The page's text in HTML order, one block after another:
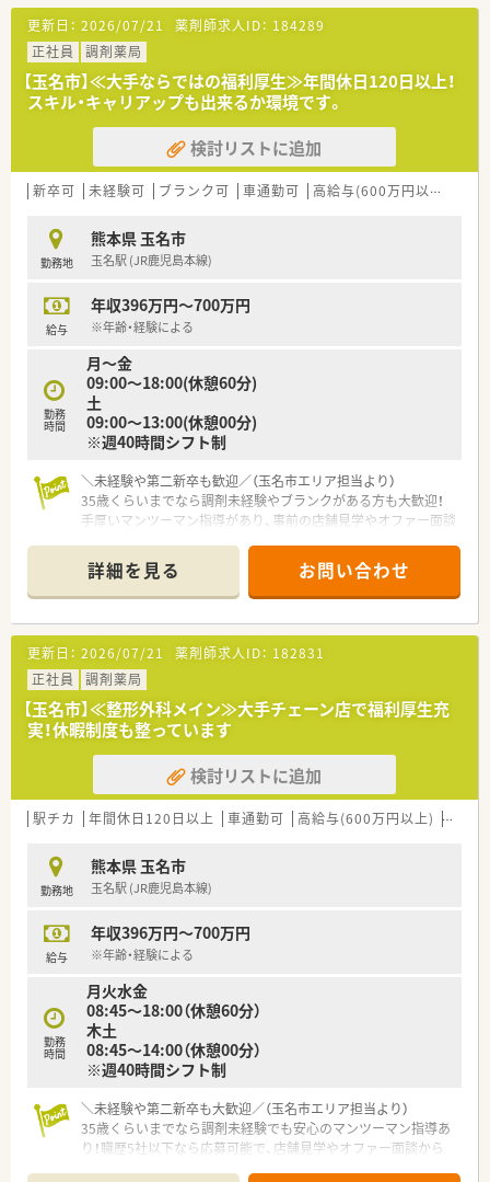
【法人特徴について】
■創業40年を超え、福岡を中心にドラッグストアと調剤薬局を
100店舗近く展開する地域密着型の地場チェーンです。
■地域医療のサポートをビジョンに掲げ、健康セミナーやスポー
ツイベントを通じて住民の健康増進に寄与しています。
■「健康経営優良法人ホワイト500」に5年連続で認定されてお
り、社員の心身の健康を戦略的に実践している企業です。
【こんな取り組みをしています】
■最新のAIロボット導入による非対面での処方薬受け取り装置
■「NO残業DAY」の設置や有給取得の奨励など、ホワイト500認
定企業として社員の働きやすさを追求し続けています。
■地場チェーン3社合同の学術大会や社内コンベンションを毎年
更新日： 2026/07/21 薬剤師求人ID： 184289
正社員
調剤薬局
【玉名市】≪大手ならではの福利厚生≫年間休日120日以上！
スキル・キャリアップも出来るか環境です。
検討リストに追加
新卒可 未経験可 ブランク可 車通勤可 高給与(600万円以上)
勤務地
熊本県 玉名市
玉名駅 (JR鹿児島本線)
給与
年収396万円～700万円
※年齢・経験による
勤務
時間
月～金
09:00～18:00(休憩60分)
土
09:00～13:00(休憩00分)
※週40時間シフト制
＼未経験や第二新卒も歓迎／（玉名市エリア担当より）
35歳くらいまでなら調剤未経験やブランクがある方も大歓迎！
手厚いマンツーマン指導があり、事前の店舗見学やオファー面談
＊------------------------------------------＊
【店舗情報と応需状況について】
■熊本県玉名市に位置しており最寄り駅の玉名駅から車で10分
ほどの距離にある調剤薬局です。
■近隣の医療機関から主に内科や消化器科の処方箋を1日平均
42枚ほど応需しております。
■開局時間は平日の18時までで土曜日は13時までのため、無理
のないスケジュールで働けます。
【募集背景と求める人物像について】
■今後の安定した店舗運営と体制強化を見据えて、正社員として
長く活躍できる方を定期採用します。
■年齢は45歳以下の方を対象としており、第二新卒の方や新婚
の方からのご応募も歓迎しています。
に寄り添った対応ができる方を求めます。
【法人特徴について】
幅広く展開している大手のチェーン企業です。
■医療機関の開業支援も行うことで良好な関係を築いており、積
■健康サポート薬局の届出数が全国1位の実績を誇り、地域に貢
献するかかりつけ薬局を目指しています。
【求人情報について】
■正社員での雇用形態となり、ご経験やスキルを最大限に考慮し
■昇給は年1回の勤務成績に基づき実施され、賞与は年2回で約
3.6ヶ月分の高い支給目安があります。
■月額最大7万円の地域手当や薬剤師手当、家族手当など大手法
人ならではの手厚い諸手当が揃っています。
詳細を見る お問い合わせ
更新日： 2026/07/21 薬剤師求人ID： 182831
正社員
調剤薬局
【玉名市】≪整形外科メイン≫大手チェーン店で福利厚生充
実！休暇制度も整っています
検討リストに追加
駅チカ 年間休日120日以上 車通勤可 高給与(600万円以上) 住宅
勤務地
熊本県 玉名市
玉名駅 (JR鹿児島本線)
給与
年収396万円～700万円
※年齢・経験による
勤務
時間
月火水金
08:45～18:00（休憩60分）
木土
08:45～14:00（休憩00分）
※週40時間シフト制
＼未経験や第二新卒も大歓迎／（玉名市エリア担当より）
35歳くらいまでなら調剤未経験でも安心のマンツーマン指導あ
り！職歴5社以下なら応募可能で、店舗見学やオファー面談から